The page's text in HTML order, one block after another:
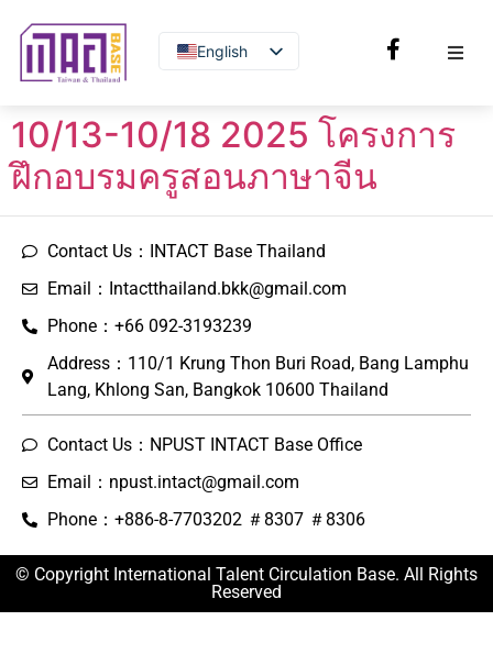
English
10/13-10/18 2025 โครงการ
ฝึกอบรมครูสอนภาษาจีน
Contact Us：INTACT Base Thailand
Email：Intactthailand.bkk@gmail.com
Phone：+66 092-3193239
Address：110/1 Krung Thon Buri Road, Bang Lamphu
Lang, Khlong San, Bangkok 10600 Thailand
Contact Us：NPUST INTACT Base Office
Email：npust.intact@gmail.com
Phone：+886-8-7703202 ＃8307 ＃8306
© Copyright International Talent Circulation Base. All Rights
Reserved